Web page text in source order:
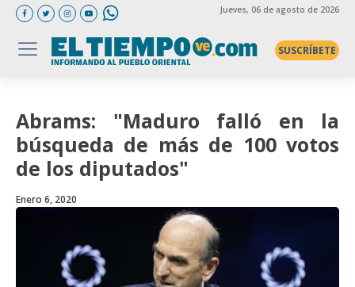
Jueves, 06 de agosto de 2026
SUSCRÍBETE
Abrams: "Maduro falló en la
búsqueda de más de 100 votos
de los diputados"
Enero 6, 2020